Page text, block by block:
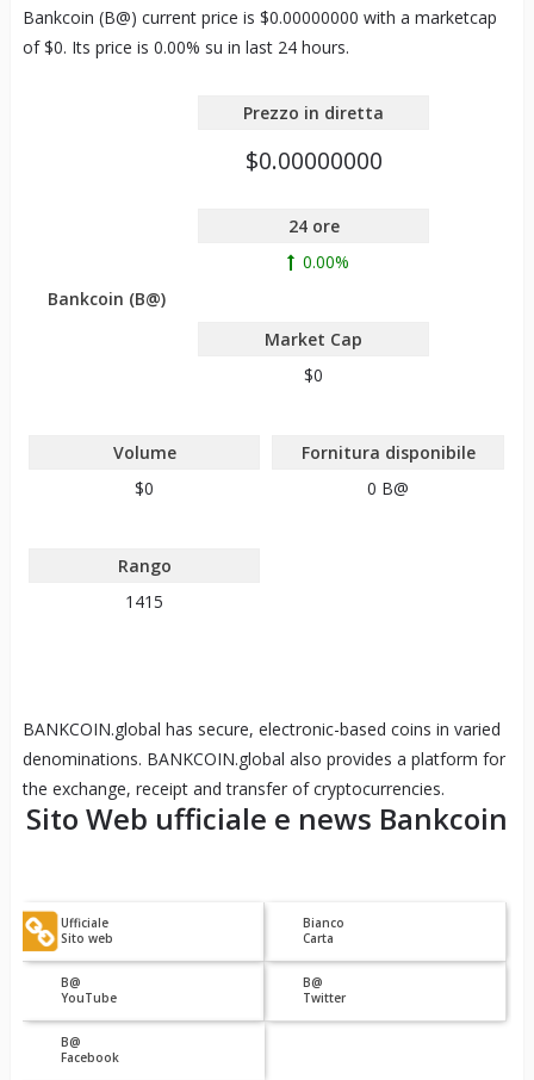
Bankcoin (B@) current price is $0.00000000 with a marketcap
of $0. Its price is 0.00% su in last 24 hours.
Bankcoin (B@)
Prezzo in diretta
$0.00000000
24 ore
0.00%
Market Cap
$0
Volume
$0
Fornitura disponibile
0 B@
Rango
1415
BANKCOIN.global has secure, electronic-based coins in varied
denominations. BANKCOIN.global also provides a platform for
the exchange, receipt and transfer of cryptocurrencies.
Sito Web ufficiale e news Bankcoin
Ufficiale
Sito web
Bianco
Carta
B@
YouTube
B@
Twitter
B@
Facebook